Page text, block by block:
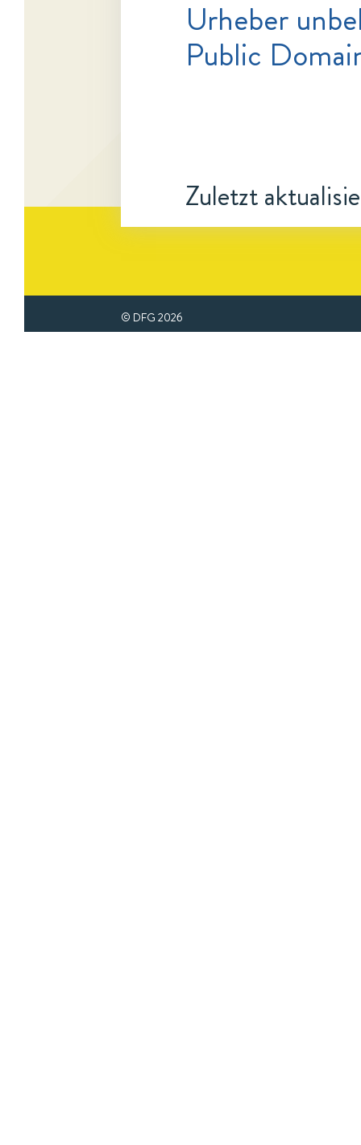
Urheber
Public
Zuletzt
© DFG 2026